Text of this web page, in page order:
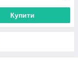
Купити